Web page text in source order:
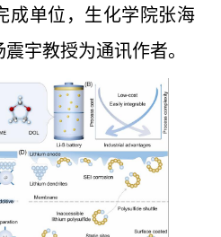
单位， 生化学院张海
宇教授为通讯作者。